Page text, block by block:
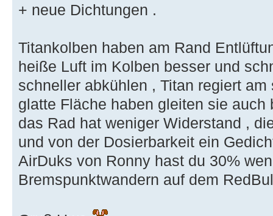
+ neue Dichtungen .
Titankolben haben am Rand
heiße Luft im Kolben besser und
schneller abkühlen , Titan regiert
glatte Fläche haben gleiten sie
das Rad hat weniger Widerstand ,
und von der Dosierbarkeit ein
AirDuks von Ronny hast du 30%
Bremspunktwandern auf dem